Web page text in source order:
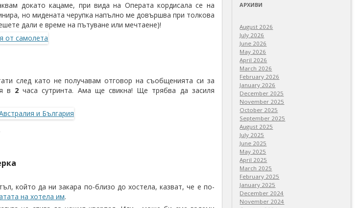
докато кацаме, при вида на Операта кордисала се на
но мидената черупка напълно ме довършва при толкова
дали е време на пътуване или мечтаене)!
след като не получавам отговор на съобщенията си за
в 2 часа сутринта. Ама ще свикна! Ще трябва да засиля
който да ни закара по-близо до хостела, казват, че е по-
на хотела им.
АРХИВИ
August 2026
July 2026
June 2026
May 2026
April 2026
March 2026
February 2026
January 2026
December 2025
November 2025
October 2025
September 2025
August 2025
July 2025
June 2025
May 2025
April 2025
March 2025
February 2025
January 2025
December 2024
November 2024